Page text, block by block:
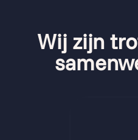
Wij zijn